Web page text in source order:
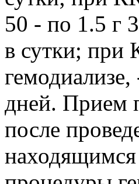
50 - по 1.5 г
в сутки; при
дней. Прием
после
находящимся